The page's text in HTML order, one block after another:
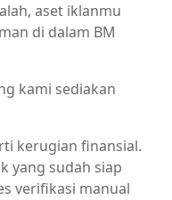
aset iklanmu
di dalam BM
kami sediakan
kerugian finansial.
yang sudah siap
verifikasi manual